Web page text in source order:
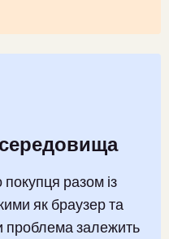
середовища
разом із
як браузер та
залежить